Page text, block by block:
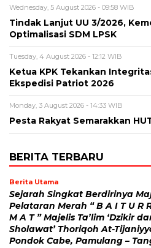
Wednesday, 5 August 2026 - 09:58 WIB
Tindak Lanjut UU 3/2026,
Optimalisasi SDM LPSK
Tuesday, 4 August 2026 - 12:12 WIB
Ketua KPK Tekankan
Ekspedisi Patriot 2026
Monday, 3 August 2026 - 14:33 WIB
Pesta Rakyat Semarakkan
BERITA TERBARU
Berita Utama
Sejarah Singkat Berdirinya
Pelataran Merah “ B A I T U R
M A T ” Majelis Ta’lim ‘Dzikir
Sholawat’ Thoriqoh At-
Pondok Cabe, Pamulang –